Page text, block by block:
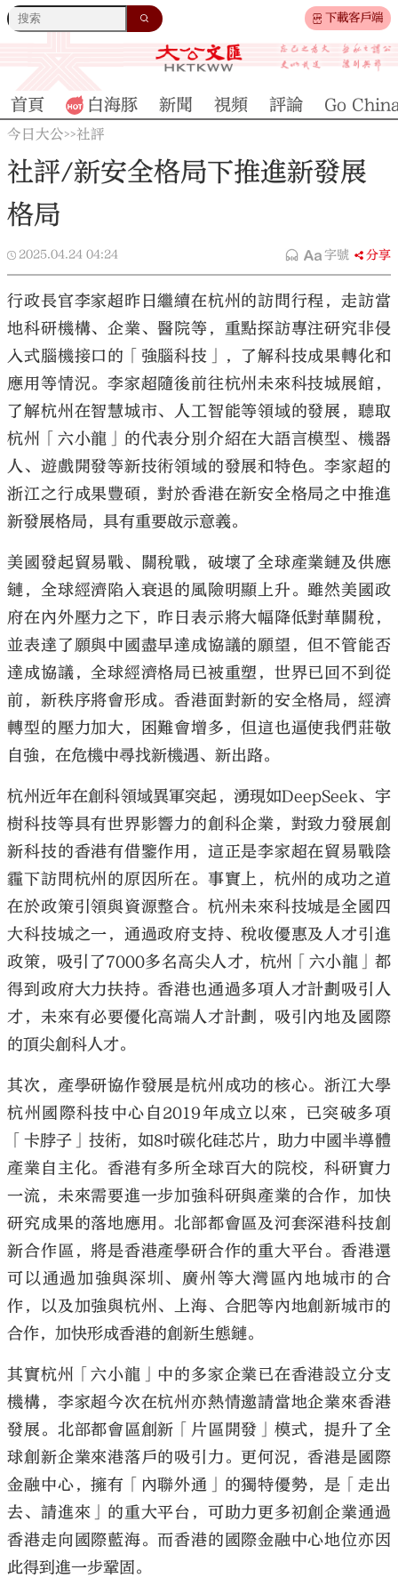
下載客戶端
大公文匯
首頁 白海豚 新聞 視頻 評論 Go
今日大公>>社評
社評/新安全格局下推進新發展
格局
2025.04.24 04:24 字號 分享
行政長官李家超昨日繼續在杭州的訪問行程，走訪當
地科研機構、企業、醫院等，重點探訪專注研究非侵
入式腦機接口的「強腦科技」，了解科技成果轉化和
應用等情況。李家超隨後前往杭州未來科技城展館，
了解杭州在智慧城市、人工智能等領域的發展，聽取
杭州「六小龍」的代表分別介紹在大語言模型、機器
人、遊戲開發等新技術領域的發展和特色。李家超的
浙江之行成果豐碩，對於香港在新安全格局之中推進
新發展格局，具有重要啟示意義。
美國發起貿易戰、關稅戰，破壞了全球產業鏈及供應
鏈，全球經濟陷入衰退的風險明顯上升。雖然美國政
府在內外壓力之下，昨日表示將大幅降低對華關稅，
並表達了願與中國盡早達成協議的願望，但不管能否
達成協議，全球經濟格局已被重塑，世界已回不到從
前，新秩序將會形成。香港面對新的安全格局，經濟
轉型的壓力加大，困難會增多，但這也逼使我們莊敬
自強，在危機中尋找新機遇、新出路。
杭州近年在創科領域異軍突起，湧現如DeepSeek、宇
樹科技等具有世界影響力的創科企業，對致力發展創
新科技的香港有借鑒作用，這正是李家超在貿易戰陰
霾下訪問杭州的原因所在。事實上，杭州的成功之道
在於政策引領與資源整合。杭州未來科技城是全國四
大科技城之一，通過政府支持、稅收優惠及人才引進
政策，吸引了7000多名高尖人才，杭州「六小龍」都
得到政府大力扶持。香港也通過多項人才計劃吸引人
才，未來有必要優化高端人才計劃，吸引內地及國際
的頂尖創科人才。
其次，產學研協作發展是杭州成功的核心。浙江大學
杭州國際科技中心自2019年成立以來，已突破多項
「卡脖子」技術，如8吋碳化硅芯片，助力中國半導體
產業自主化。香港有多所全球百大的院校，科研實力
一流，未來需要進一步加強科研與產業的合作，加快
研究成果的落地應用。北部都會區及河套深港科技創
新合作區，將是香港產學研合作的重大平台。香港還
可以通過加強與深圳、廣州等大灣區內地城市的合
作，以及加強與杭州、上海、合肥等內地創新城市的
合作，加快形成香港的創新生態鏈。
其實杭州「六小龍」中的多家企業已在香港設立分支
機構，李家超今次在杭州亦熱情邀請當地企業來香港
發展。北部都會區創新「片區開發」模式，提升了全
球創新企業來港落戶的吸引力。更何況，香港是國際
金融中心，擁有「內聯外通」的獨特優勢，是「走出
去、請進來」的重大平台，可助力更多初創企業通過
香港走向國際藍海。而香港的國際金融中心地位亦因
此得到進一步鞏固。